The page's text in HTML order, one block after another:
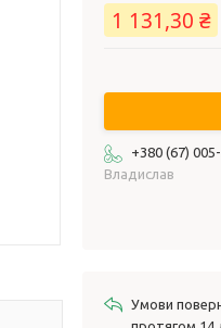
1 131,30 ₴
+380 (67)
Владислав